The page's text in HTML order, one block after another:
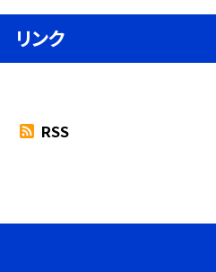
リンク
RSS